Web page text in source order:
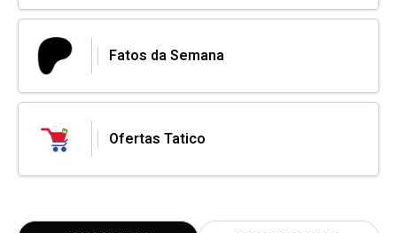
Fatos da Semana
Ofertas Tatico